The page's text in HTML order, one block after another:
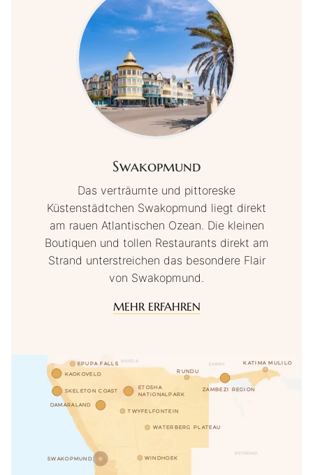
Swakopmund
Das verträumte und pittoreske
Küstenstädtchen Swakopmund liegt direkt
am rauen Atlantischen Ozean. Die kleinen
Boutiquen und tollen Restaurants direkt am
Strand unterstreichen das besondere Flair
von Swakopmund.
MEHR ERFAHREN
TWYFELFONTEIN
RUNDU
KATIMA MULILO
WINDHOEK
EPUPA FALLS
WATERBERG PLATEAU
ETOSHA
NATIONALPARK
DAMARALAND
SWAKOPMUND
ZAMBEZI REGION
KAOKOVELD
SKELETON COAST